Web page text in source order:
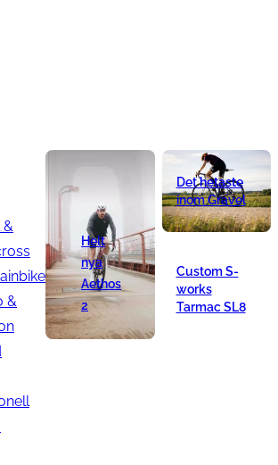
&
&
Helt
nya
Aethos
2
Det hetaste
inom Gravel
Custom S-
works
Tarmac SL8